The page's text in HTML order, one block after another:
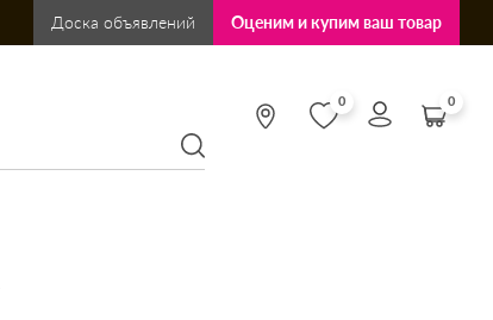
Доска объявлений Оценим и купим ваш товар
0 0